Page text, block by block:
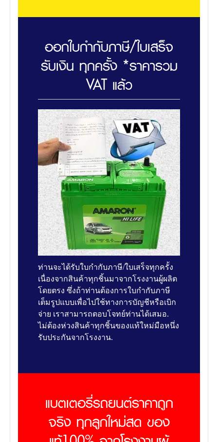
ออกใบกำกับภาษี/ใบเสร็จ
รับเงิน ทุกครั้ง *ราคารวม
VAT แล้ว
ท่านจะได้รับใบกำกับภาษี/ใบเสร็จทุกครั้ง
เนื่องจากสินค้าทุกชิ้นมาจากโรงงานผู้ผลิต
โดยตรง ซึ่งถ้าท่านต้องการใบกำกับภาษี
เต็มรูปแบบเพื่อไปใช้ทางการบัญชีหรือเบิก
จ่าย เราสามารถตอบโจทย์ท่านได้เสมอ.
ไม่ต้องห่วงสินค้าทุกชิ้นของแท้ใหม่มือหนึ่ง
รับประกันจากโรงงาน.
แบตเตอรี่รถยนต์ราคาถูก
จริง ทุกลูกใหม่สด ของ